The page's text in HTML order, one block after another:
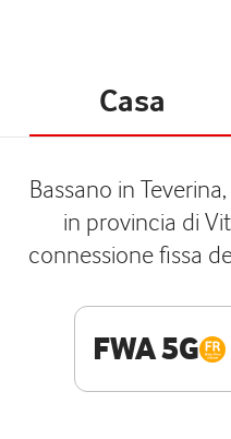
Casa
Bassano in
in provincia di
connessione fissa
FWA 5G